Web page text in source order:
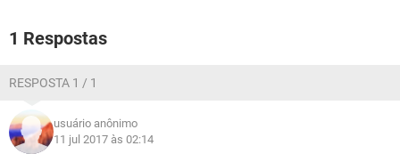
1 Respostas
RESPOSTA 1 / 1
usuário anônimo
11 jul 2017 às 02:14